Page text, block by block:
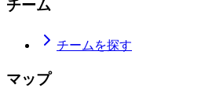
チーム
チームを探す
マップ